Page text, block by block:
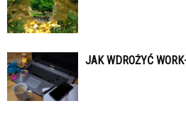
JAK WDROŻYĆ